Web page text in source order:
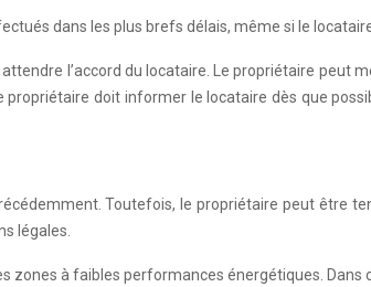
dans les plus brefs délais, même si le
l’accord du locataire. Le propriétaire peut
propriétaire doit informer le locataire dès que
Toutefois, le propriétaire peut être
légales.
à faibles performances énergétiques.